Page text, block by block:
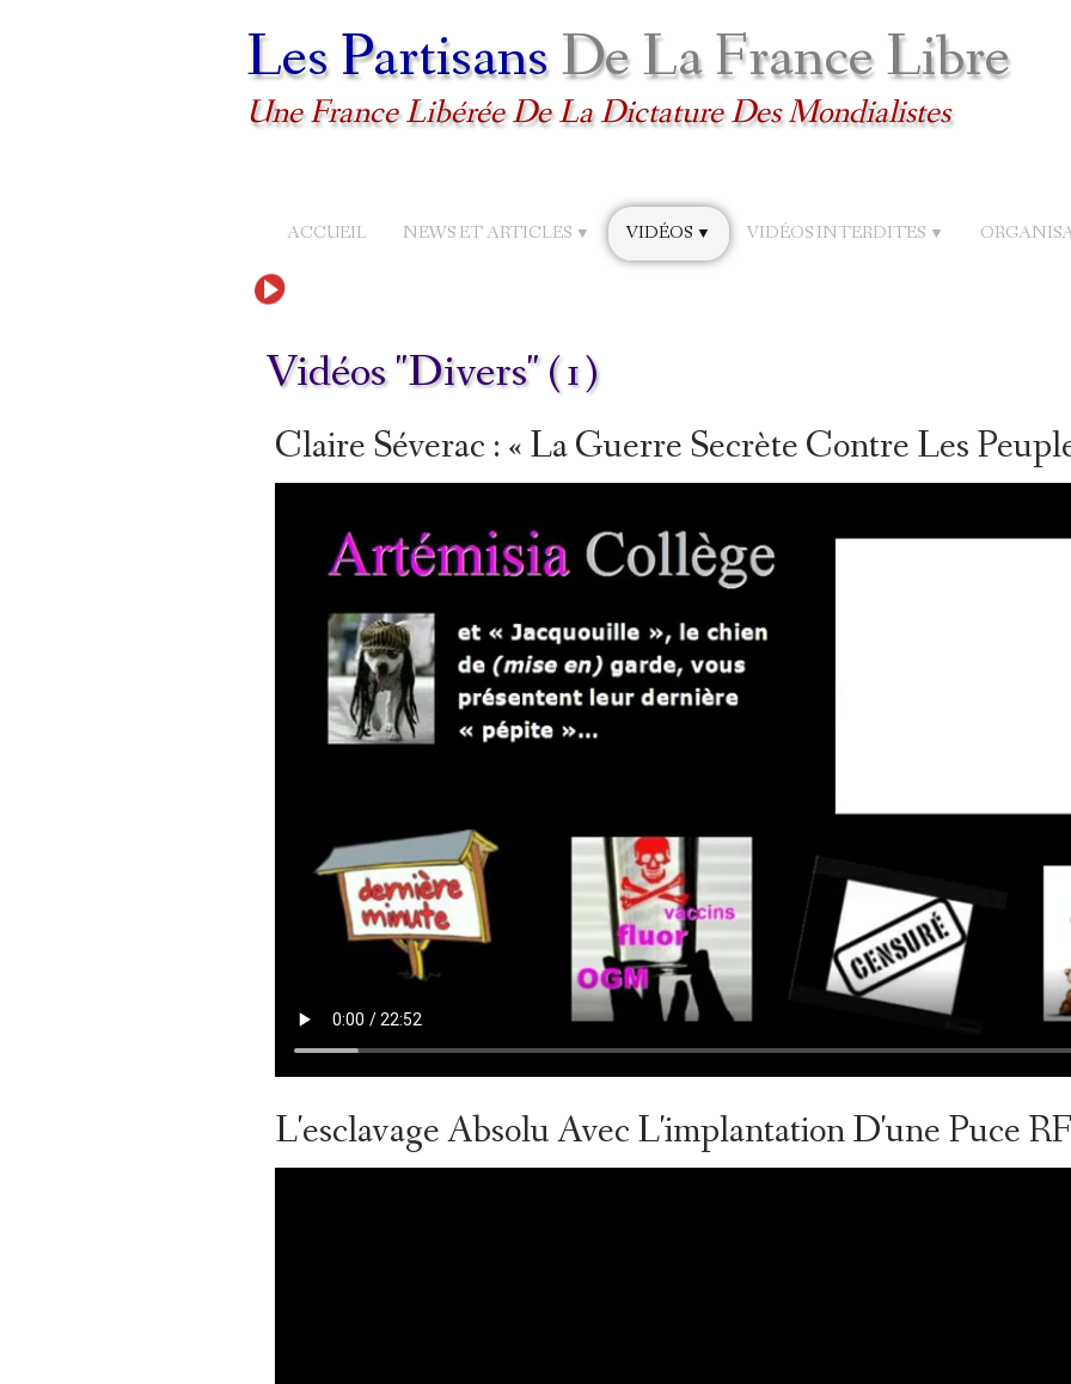
Les PartisansDe La France Libre
Une France Libérée De La Dictature Des Mondialistes
ACCUEIL NEWS ET ARTICLES ▼ VIDÉOS ▼ VIDÉOS INTERDITES ▼
Vidéos "Divers" (1)
Claire Séverac : « La Guerre Secrète Contre Les
L'esclavage Absolu Avec L'implantation D'une Puce